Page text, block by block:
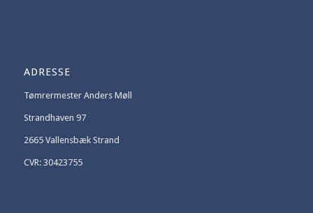
ADRESSE
Tømrermester Anders Møll
Strandhaven 97
2665 Vallensbæk Strand
CVR: 30423755